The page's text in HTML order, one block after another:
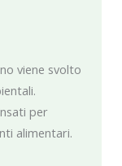
viene svolto
per
alimentari.